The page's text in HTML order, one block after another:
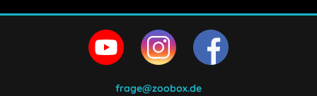
frage@zoobox.de